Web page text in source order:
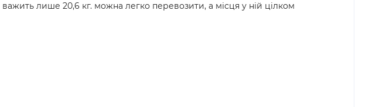
лише 20,6 кг. можна легко перевозити, а місця у ній цілком